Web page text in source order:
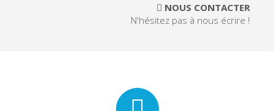
NOUS CONTACTER
N'hésitez pas à nous écrire !